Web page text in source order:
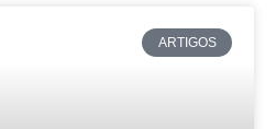
ARTIGOS